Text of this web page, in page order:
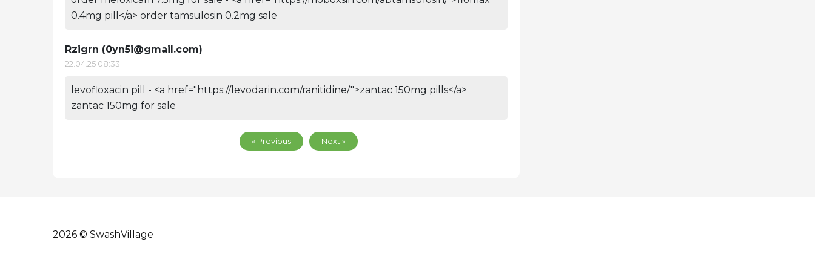
0.4mg pill</a> order tamsulosin 0.2mg sale
Rzigrn (0yn5i@gmail.com)
22.04.25 08:33
levofloxacin pill - <a href="https://levodarin.com/ranitidine/">zantac 150mg pills</a>
zantac 150mg for sale
« Previous Next »
2026 © SwashVillage